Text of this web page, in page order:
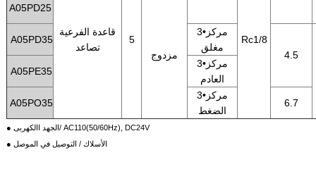
قاعدة الفرعية
تصاعد
5 Rc1/8
A05PD25
مزدوج
A05PD35
3•مركز
مغلق
4.5
A05PE35
3•مركز
العادم
A05PO35
3•مركز
الضغط
6.7
● الجهد االكهربى/ AC110(50/60Hz), DC24V
● الأسلاك / التوصيل في الموصل